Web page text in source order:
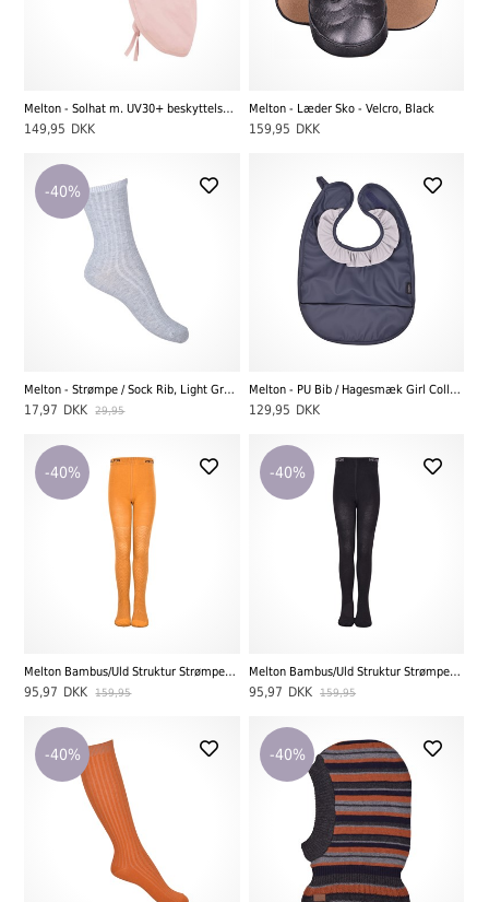
Melton - Solhat m. UV30+ beskyttelse, rosa
149,95 DKK
Melton - Læder Sko - Velcro, Black
159,95 DKK
-40%
Melton - Strømpe / Sock Rib, Light Grey elange
17,97 DKK 29,95
Melton - PU Bib / Hagesmæk Girl Collar, Marine
129,95 DKK
-40%
Melton Bambus/Uld Struktur Strømpebukser, Honey Mustard
95,97 DKK 159,95
-40%
Melton Bambus/Uld Struktur Strømpebukser, Black
95,97 DKK 159,95
-40% -40%